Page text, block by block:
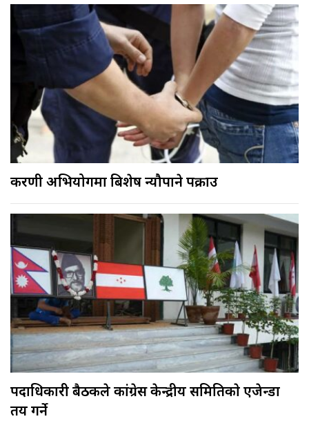
करणी अभियोगमा बिशेष न्यौपाने पक्राउ
पदाधिकारी बैठकले कांग्रेस केन्द्रीय समितिकाे एजेन्डा
तय गर्ने